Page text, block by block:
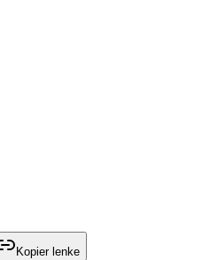
Kopier lenke